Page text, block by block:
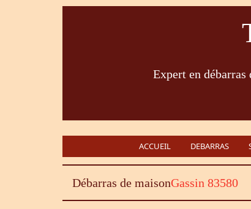
Expert en
ACCUEIL DEBARRAS
Débarras de maisonGassin 83580